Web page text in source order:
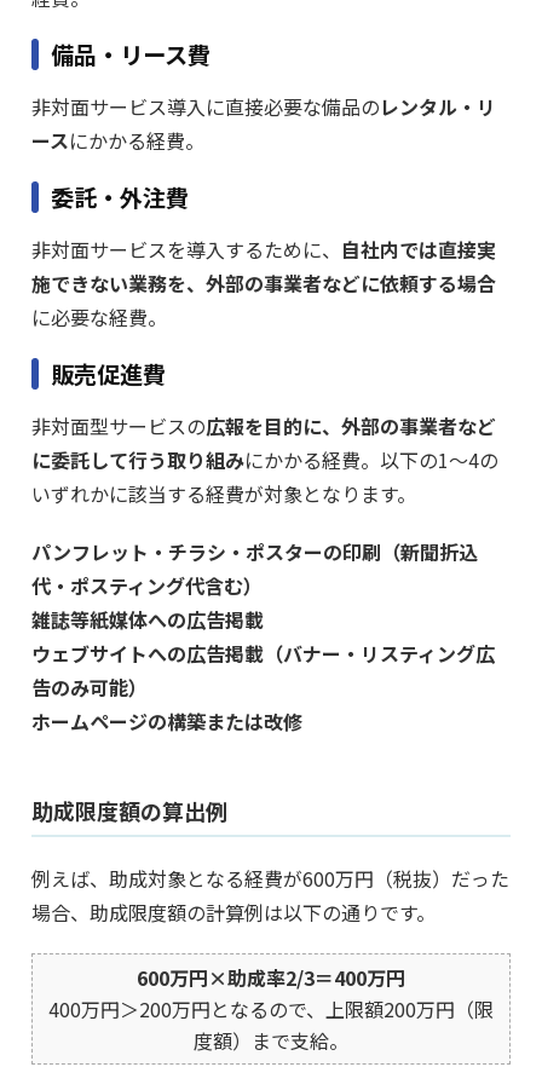
備品・リース費
非対面サービス導入に直接必要な備品のレンタル・リ
ースにかかる経費。
委託・外注費
非対面サービスを導入するために、 自社内では直接実
施できない業務を、外部の事業者などに依頼する場合
に必要な経費。
販売促進費
非対面型サービスの広報を目的に、外部の事業者など
に委託して行う取り組みにかかる経費。以下の1～4の
いずれかに該当する経費が対象となります。
パンフレット・チラシ・ポスターの印刷（新聞折込
代・ポスティング代含む）
雑誌等紙媒体への広告掲載
ウェブサイトへの広告掲載（バナー・リスティング広
告のみ可能）
ホームページの構築または改修
助成限度額の算出例
例えば、助成対象となる経費が600万円（税抜）だった
場合、助成限度額の計算例は以下の通りです。
600万円×助成率2/3＝400万円
400万円＞200万円となるので、上限額200万円（限
度額）まで支給。